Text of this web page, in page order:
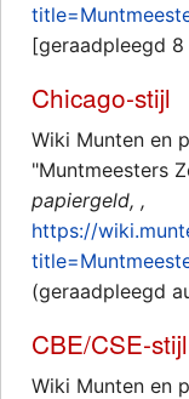
[geraadpleegd
Chicago-stijl
Wiki Munten en
"Muntmeesters
papiergeld, ,
https://
(geraadpleegd
CBE/CSE-stijl
Wiki Munten en